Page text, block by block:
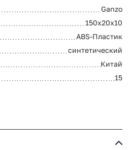
Ganzo
150х20х10
ABS-Пластик
синтетический
Китай
15